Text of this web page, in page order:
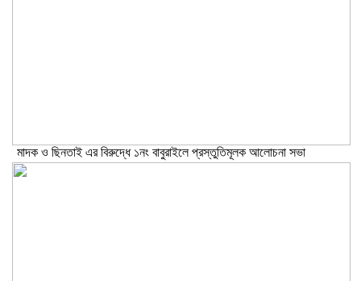
মাদক ও ছিনতাই এর বিরুদ্ধে ১নং বাবুরাইলে প্রস্তুতিমূলক আলোচনা সভা